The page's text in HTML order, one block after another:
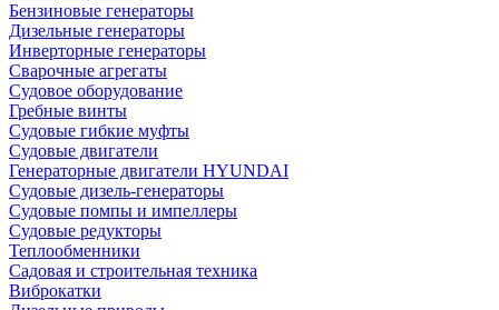
Бензиновые генераторы
Дизельные генераторы
Инверторные генераторы
Сварочные агрегаты
Судовое оборудование
Гребные винты
Судовые гибкие муфты
Судовые двигатели
Генераторные двигатели HYUNDAI
Судовые дизель-генераторы
Судовые помпы и импеллеры
Судовые редукторы
Теплообменники
Садовая и строительная техника
Виброкатки